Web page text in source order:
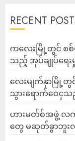
RECENT
ကလေးမြို့တွင် စစ်
သည့် အုပ်ချုပ်ရေးမှူ
လေးမျက်နှာမြို့
သွားရောက်ဝေငှသ
ဟားမတ်စ်အဖွဲ့ လ
တွေ မဆုတ်ခွာဘူးလို့